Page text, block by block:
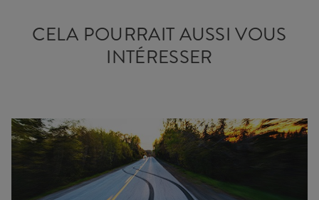
CELA POURRAIT AUSSI VOUS
INTÉRESSER